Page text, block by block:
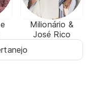
Milionário &
José Rico